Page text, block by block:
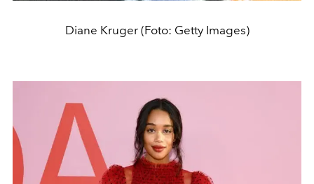
Diane Kruger (Foto: Getty Images)